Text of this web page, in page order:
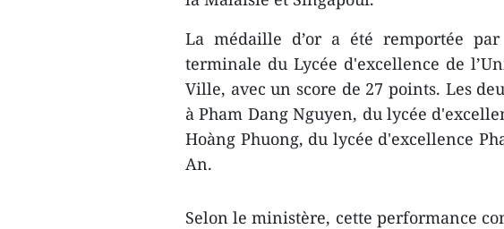
La médaille d’or a été remportée
terminale du Lycée d'excellence de
Ville, avec un score de 27 points. Les
à Pham Dang Nguyen, du lycée
Hoàng Phuong, du lycée d'excellence
An.
Selon le ministère, cette performance